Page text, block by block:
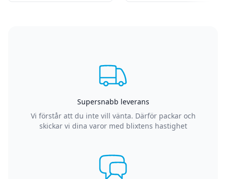
Supersnabb leverans
Vi förstår att du inte vill vänta. Därför packar och
skickar vi dina varor med blixtens hastighet